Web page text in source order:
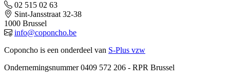
02 515 02 63
Sint-Jansstraat 32-38
1000 Brussel
info@coponcho.be
Coponcho is een onderdeel van S-Plus vzw
Ondernemingsnummer 0409 572 206 - RPR Brussel